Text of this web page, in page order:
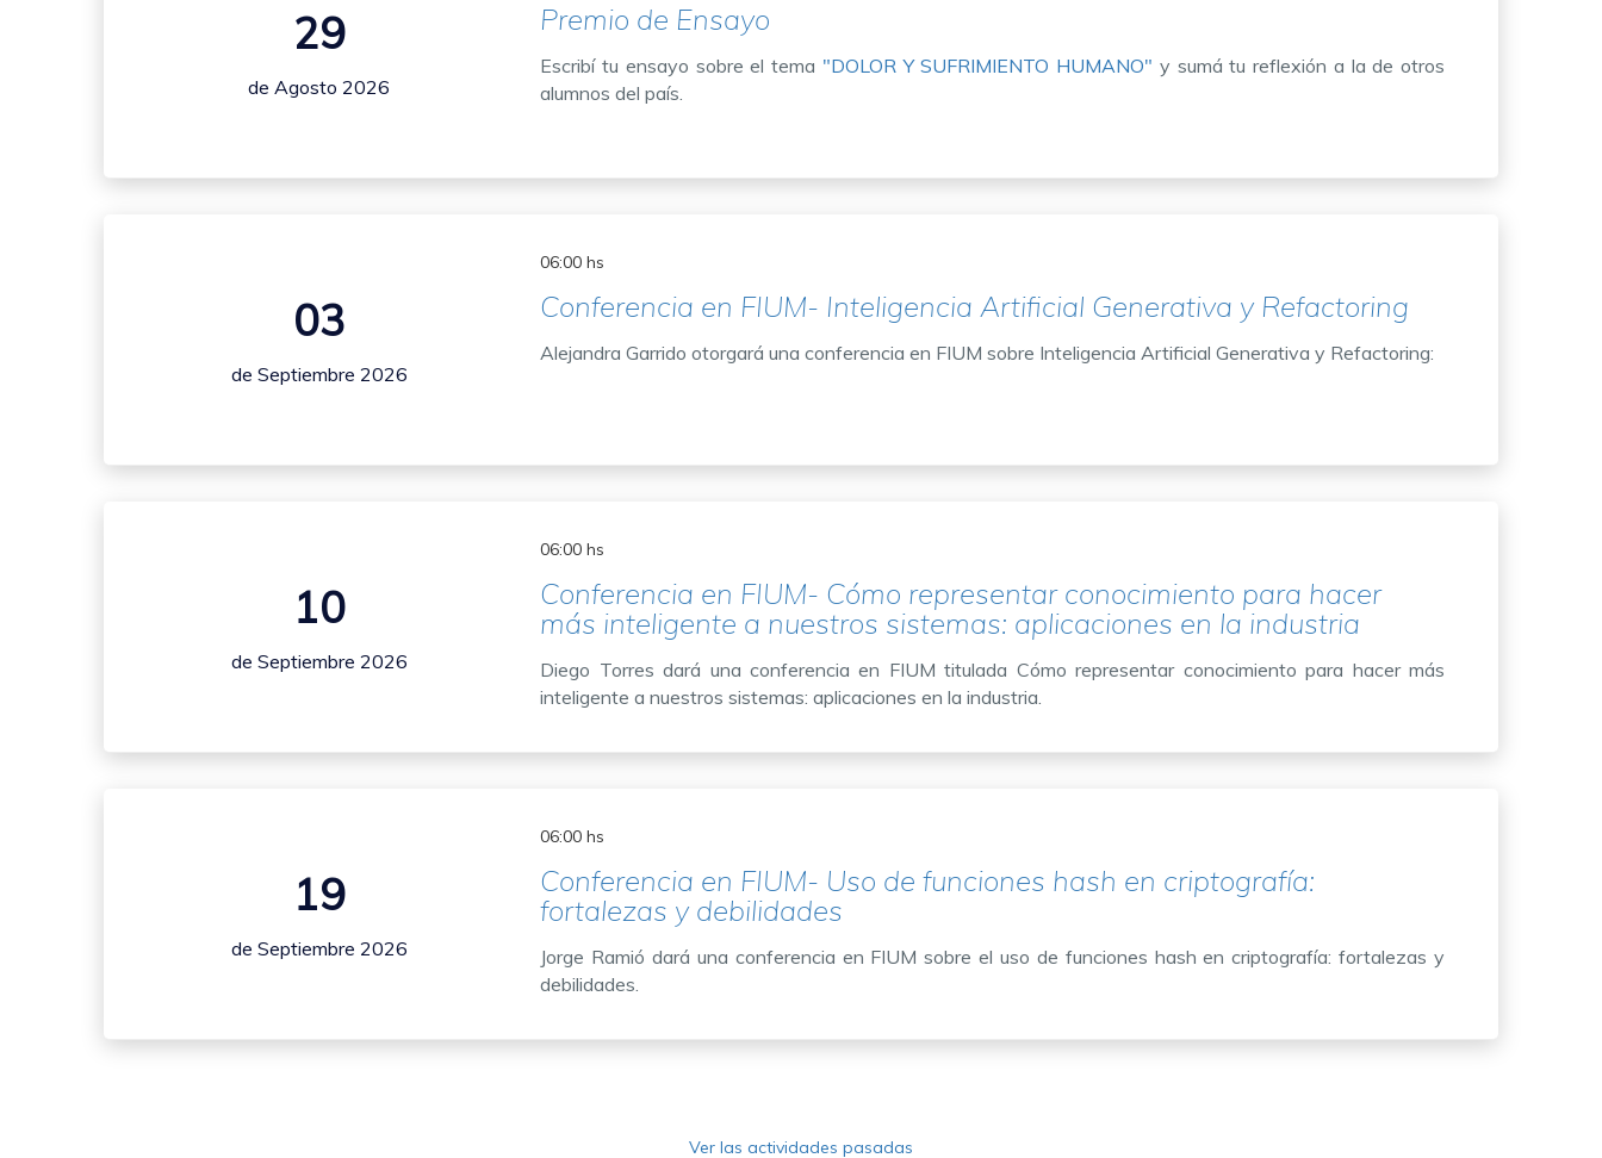
29
de Agosto 2026
Premio de Ensayo
Escribí tu ensayo sobre el tema "DOLOR Y SUFRIMIENTO HUMANO" y sumá tu reflexión a la de otros
alumnos del país.
03
de Septiembre 2026
06:00 hs
Conferencia en FIUM- Inteligencia Artificial Generativa y Refactoring
Alejandra Garrido otorgará una conferencia en FIUM sobre Inteligencia Artificial Generativa y Refactoring:
10
de Septiembre 2026
06:00 hs
Conferencia en FIUM- Cómo representar conocimiento para hacer
más inteligente a nuestros sistemas: aplicaciones en la industria
Diego Torres dará una conferencia en FIUM titulada Cómo representar conocimiento para hacer más
inteligente a nuestros sistemas: aplicaciones en la industria.
19
de Septiembre 2026
06:00 hs
Conferencia en FIUM- Uso de funciones hash en criptografía:
fortalezas y debilidades
Jorge Ramió dará una conferencia en FIUM sobre el uso de funciones hash en criptografía: fortalezas y
debilidades.
Ver las actividades pasadas